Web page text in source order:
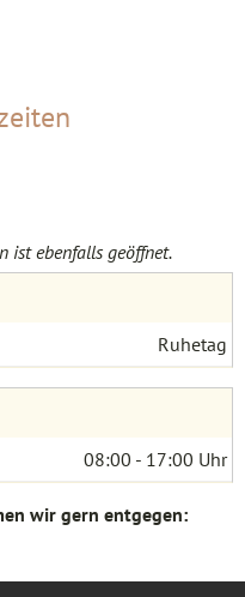
ist ebenfalls geöffnet.
Ruhetag
08:00 - 17:00 Uhr
wir gern entgegen: